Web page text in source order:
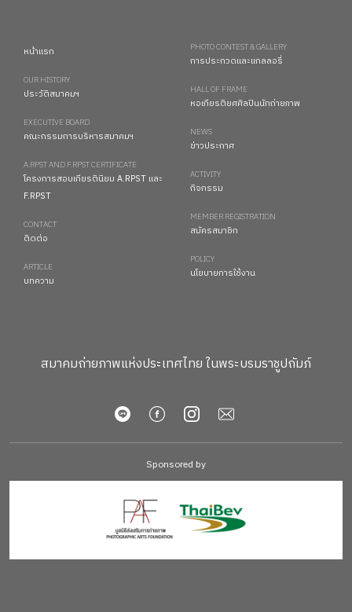
หน้าแรก
OUR HISTORY
ประวัติสมาคมฯ
EXECUTIVE BOARD
คณะกรรมการบริหารสมาคมฯ
A.RPST AND F.RPST CERTIFICATE
โครงการสอบเกียรตินิยม A.RPST และ
F.RPST
CONTACT
ติดต่อ
ARTICLE
บทความ
PHOTO CONTEST & GALLERY
การประกวดและแกลลอรี่
HALL OF FRAME
หอเกียรติยศศิลปินนักถ่ายภาพ
NEWS
ข่าวประกาศ
ACTIVITY
กิจกรรม
MEMBER REGISTRATION
สมัครสมาชิก
POLICY
นโยบายการใช้งาน
สมาคมถ่ายภาพแห่งประเทศไทย ในพระบรมราชูปถัมภ์
Sponsored by